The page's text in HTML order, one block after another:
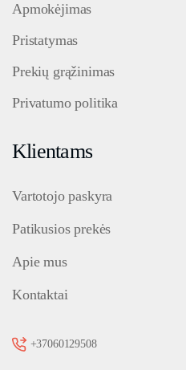
Apmokėjimas
Pristatymas
Prekių grąžinimas
Privatumo politika
Klientams
Vartotojo paskyra
Patikusios prekės
Apie mus
Kontaktai
+37060129508